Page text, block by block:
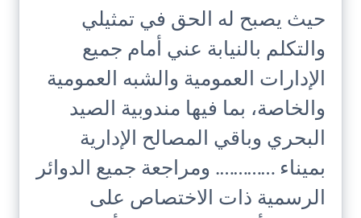
حيث يصبح له الحق في تمثيلي
والتكلم بالنيابة عني أمام جميع
الإدارات العمومية والشبه العمومية
والخاصة، بما فيها مندوبية الصيد
البحري وباقي المصالح الإدارية
بميناء …………. ومراجعة جميع الدوائر
الرسمية ذات الاختصاص على